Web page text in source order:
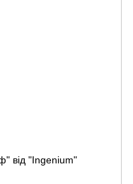
від "Ingenium"